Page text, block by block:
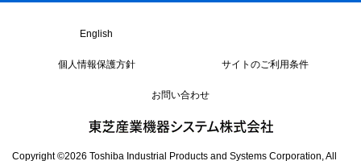
屋外形FA形ブレーキモータ
FD形ブレーキモータ
English
個人情報保護方針 サイトのご利用条件
お問い合わせ
Copyright ©2026 Toshiba Industrial Products and Systems Corporation, All